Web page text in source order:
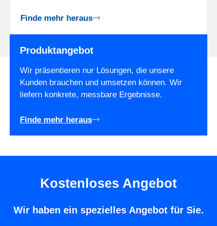
Finde mehr heraus
Produktangebot
Wir präsentieren nur Lösungen, die unsere
Kunden brauchen und umsetzen können. Wir
liefern konkrete, messbare Ergebnisse.
Finde mehr heraus
Kostenloses Angebot
Wir haben ein spezielles Angebot für Sie.